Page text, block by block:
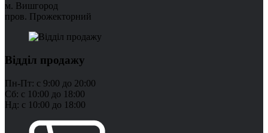
м. Вишгород
пров. Прожекторний
Відділ продажу
Пн-Пт: с 9:00 до 20:00
Сб: с 10:00 до 18:00
Нд: с 10:00 до 18:00